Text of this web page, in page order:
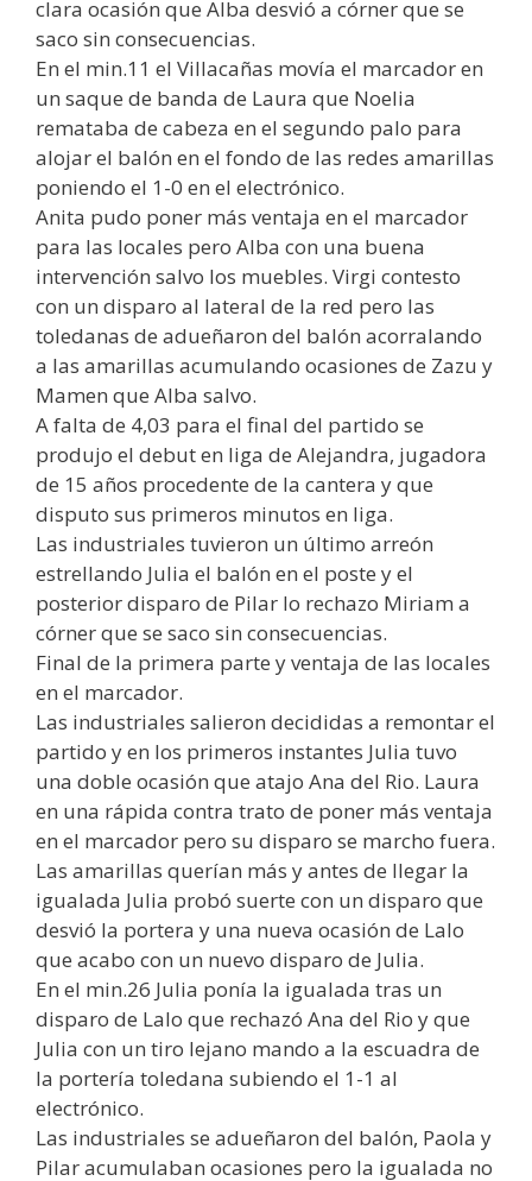
clara ocasión que Alba desvió a córner que se
saco sin consecuencias.
En el min.11 el Villacañas movía el marcador en
un saque de banda de Laura que Noelia
remataba de cabeza en el segundo palo para
alojar el balón en el fondo de las redes amarillas
poniendo el 1-0 en el electrónico.
Anita pudo poner más ventaja en el marcador
para las locales pero Alba con una buena
intervención salvo los muebles. Virgi contesto
con un disparo al lateral de la red pero las
toledanas de adueñaron del balón acorralando
a las amarillas acumulando ocasiones de Zazu y
Mamen que Alba salvo.
A falta de 4,03 para el final del partido se
produjo el debut en liga de Alejandra, jugadora
de 15 años procedente de la cantera y que
disputo sus primeros minutos en liga.
Las industriales tuvieron un último arreón
estrellando Julia el balón en el poste y el
posterior disparo de Pilar lo rechazo Miriam a
córner que se saco sin consecuencias.
Final de la primera parte y ventaja de las locales
en el marcador.
Las industriales salieron decididas a remontar el
partido y en los primeros instantes Julia tuvo
una doble ocasión que atajo Ana del Rio. Laura
en una rápida contra trato de poner más ventaja
en el marcador pero su disparo se marcho fuera.
Las amarillas querían más y antes de llegar la
igualada Julia probó suerte con un disparo que
desvió la portera y una nueva ocasión de Lalo
que acabo con un nuevo disparo de Julia.
En el min.26 Julia ponía la igualada tras un
disparo de Lalo que rechazó Ana del Rio y que
Julia con un tiro lejano mando a la escuadra de
la portería toledana subiendo el 1-1 al
electrónico.
Las industriales se adueñaron del balón, Paola y
Pilar acumulaban ocasiones pero la igualada no